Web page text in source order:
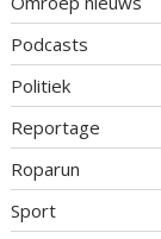
Podcasts
Politiek
Reportage
Roparun
Sport